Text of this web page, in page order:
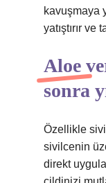
kavuşmaya
yatıştırır ve
Aloe
sonra
Özellikle
sivilcenin
direkt